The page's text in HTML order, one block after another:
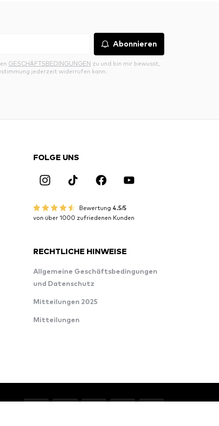
Abonnieren
GESCHÄFTSBEDINGUNGEN zu und bin mir bewusst,
jederzeit widerrufen kann.
FOLGE UNS
Bewertung 4.5/5
von über 1000 zufriedenen Kunden
RECHTLICHE HINWEISE
Allgemeine Geschäftsbedingungen
und Datenschutz
Mitteilungen 2025
Mitteilungen